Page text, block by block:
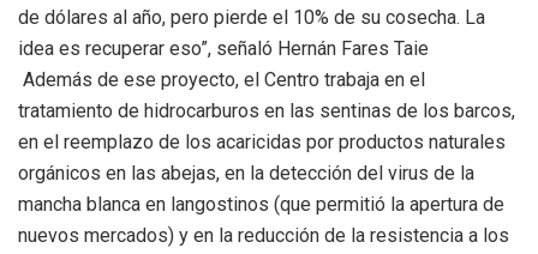
de dólares al año, pero pierde el 10% de su cosecha. La
idea es recuperar eso”, señaló Hernán Fares Taie
Además de ese proyecto, el Centro trabaja en el
tratamiento de hidrocarburos en las sentinas de los barcos,
en el reemplazo de los acaricidas por productos naturales
orgánicos en las abejas, en la detección del virus de la
mancha blanca en langostinos (que permitió la apertura de
nuevos mercados) y en la reducción de la resistencia a los